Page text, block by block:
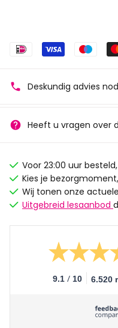
Deskundig advies
Heeft u vragen over
Voor 23:00 uur
Kies je
Wij tonen onze
Uitgebreid lesaanbod
9.1 / 10 6.520